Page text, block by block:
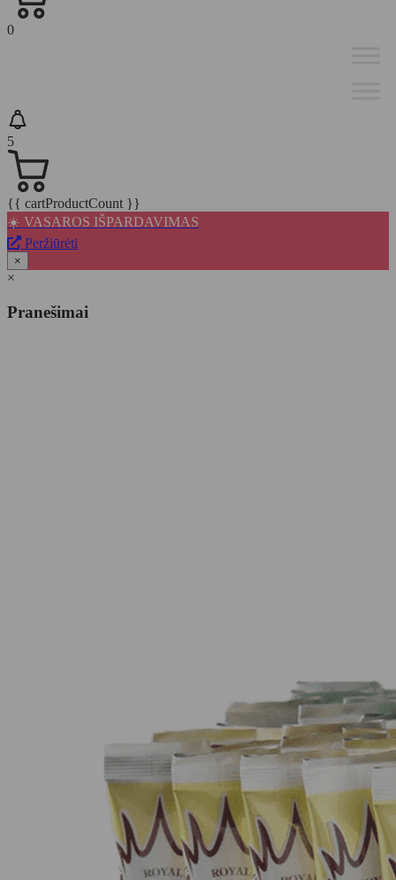
0
5
{{ cartProductCount }}
☀️ VASAROS IŠPARDAVIMAS
Peržiūrėti
×
×
Pranešimai